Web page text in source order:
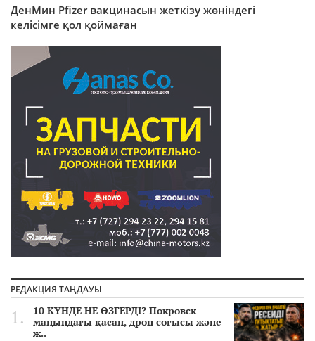
ДенМин Pfizer вакцинасын жеткізу жөніндегі
келісімге қол қоймаған
РЕДАКЦИЯ ТАҢДАУЫ
10 КҮНДЕ НЕ ӨЗГЕРДІ? Покровск
маңындағы қасап, дрон соғысы және
ж..